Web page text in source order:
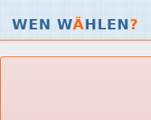
WEN WÄHLEN?